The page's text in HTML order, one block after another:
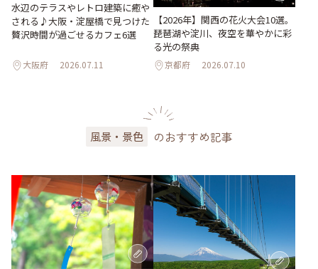
水辺のテラスやレトロ建築に癒や
される♪大阪・淀屋橋で見つけた
贅沢時間が過ごせるカフェ6選
大阪府 2026.07.11
【2026年】関西の花火大会10選。
琵琶湖や淀川、夜空を華やかに彩
る光の祭典
京都府 2026.07.10
風景・景色 のおすすめ記事